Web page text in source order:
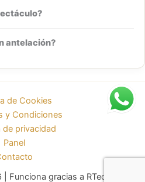
antelación?
de Cookies
y Condiciones
de privacidad
Panel
gracias a RTechnology